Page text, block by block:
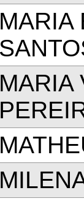
MARIA
MARIA